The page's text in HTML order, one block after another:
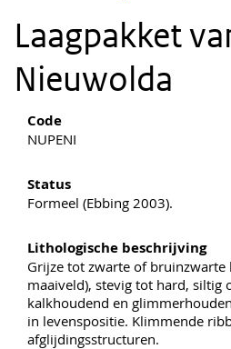
Laagpakket
Nieuwolda
Code
NUPENI
Status
Formeel (Ebbing 2003).
Lithologische beschrijving
Grijze tot zwarte of bruinzwarte
maaiveld), stevig tot hard, siltig
kalkhoudend en
in levenspositie. Klimmende
afglijdingsstructuren.